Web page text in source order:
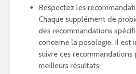
Respectez les
Chaque supplément de
des recommandations
concerne la posologie. Il est
suivre ces recommandations
meilleurs résultats.